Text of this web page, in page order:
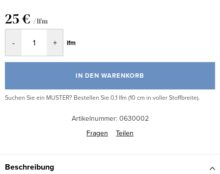
25 € / lfm
lfm
IN DEN WARENKORB
Suchen Sie ein MUSTER? Bestellen Sie 0,1 lfm (10 cm in voller Stoffbreite).
Artikelnummer: 0630002
Fragen
Teilen
Beschreibung